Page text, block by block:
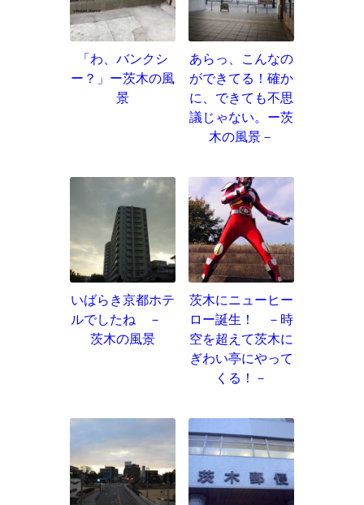
「わ、バンクシ
ー？」ー茨木の風
景
あらっ、こんなの
ができてる！確か
に、できても不思
議じゃない。ー茨
木の風景－
いばらき京都ホテ
ルでしたね －
茨木の風景
茨木にニューヒー
ロー誕生！ －時
空を超えて茨木に
ぎわい亭にやって
くる！－